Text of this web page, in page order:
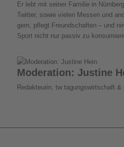
Er lebt mit seiner Familie in
Twitter, sowie vielen Messen und
gern, pflegt Freundschaften – und
Sport nicht nur passiv zu
Moderation: Justine
Redakteurin, tw tagungswirtschaft &